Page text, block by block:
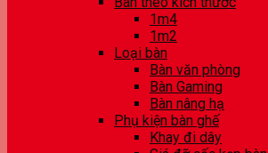
1m4
1m2
Loại bàn
Bàn văn phòng
Bàn Gaming
Bàn nâng hạ
Phụ kiện bàn ghế
Khay đi dây